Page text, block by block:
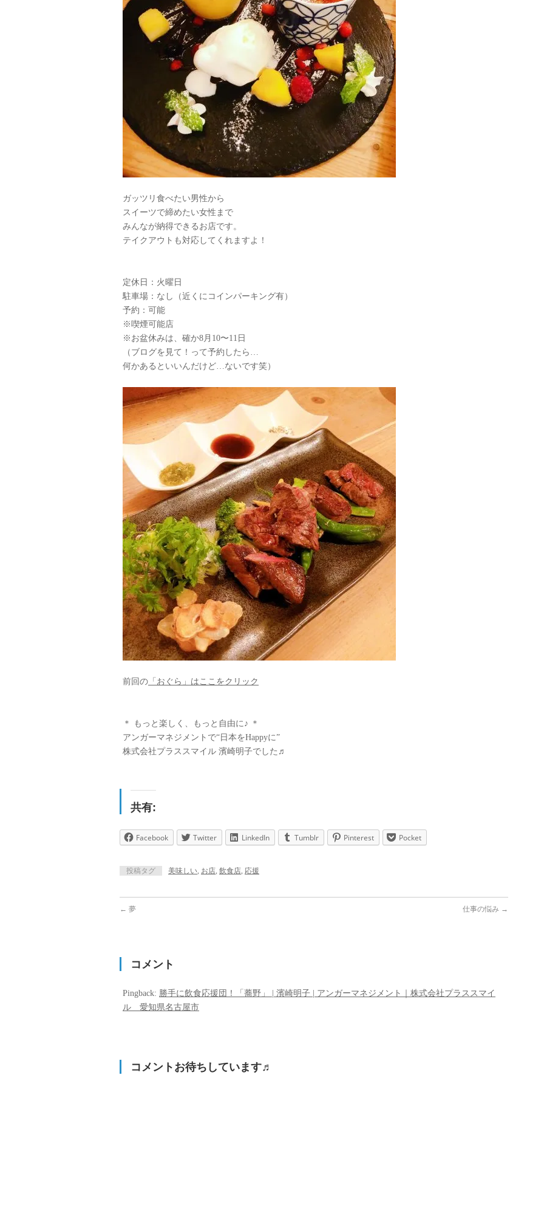
ガッツリ食べたい男性から
スイーツで締めたい女性まで
みんなが納得できるお店です。
テイクアウトも対応してくれますよ！
定休日：火曜日
駐車場：なし（近くにコインパーキング有）
予約：可能
※喫煙可能店
※お盆休みは、確か8月10〜11日
（ブログを見て！って予約したら…
何かあるといいんだけど…ないです笑）
前回の 「おぐら」はここをクリック
＊ もっと楽しく、もっと自由に♪ ＊
アンガーマネジメントで“日本をHappyに”
株式会社プラススマイル 濱崎明子でした♬
共有:
Facebook Twitter LinkedIn Tumblr Pinterest Pocket
投稿タグ 美味しい, お店, 飲食店, 応援
← 夢 仕事の悩み →
コメント
Pingback: 勝手に飲食応援団！「蕎野」 | 濱崎明子 | アンガーマネジメント｜株式会社プラススマイ
ル 愛知県名古屋市
コメントお待ちしています♬